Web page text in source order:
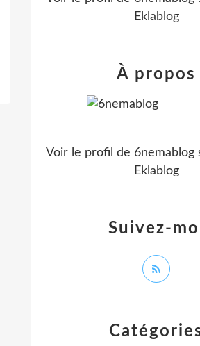
Eklablog
Suivez-
À propos
Voir le profil de 6nemablog
Eklablog